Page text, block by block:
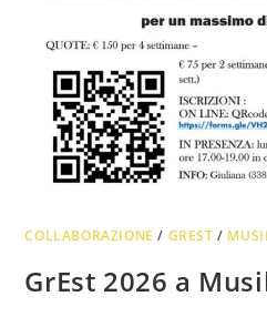
COLLABORAZIONE / GREST /
GrEst 2026 a